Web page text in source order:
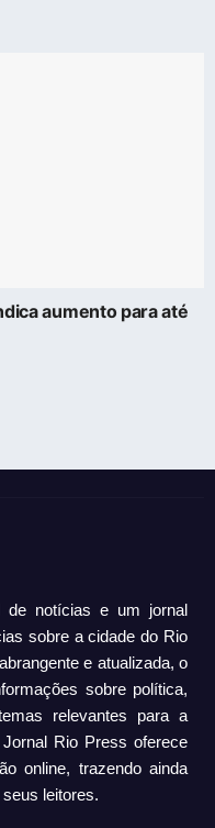
aumento para até
notícias e um jornal
sobre a cidade do Rio
e atualizada, o
sobre política,
relevantes para a
Rio Press oferece
online, trazendo ainda
leitores.